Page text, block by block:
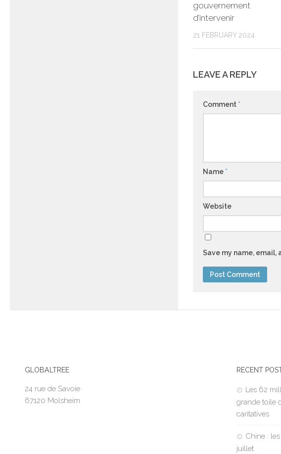
gouvernement
d’intervenir
21 FEBRUARY 2024
LEAVE A REPLY
Comment *
Name *
Website
Save my name, email,
GLOBALTREE
24 rue de Savoie
67120 Molsheim
RECENT
Les 62
grande toile
caritatives
Chine :
juillet